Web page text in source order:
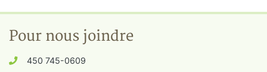
Pour nous joindre
450 745-0609